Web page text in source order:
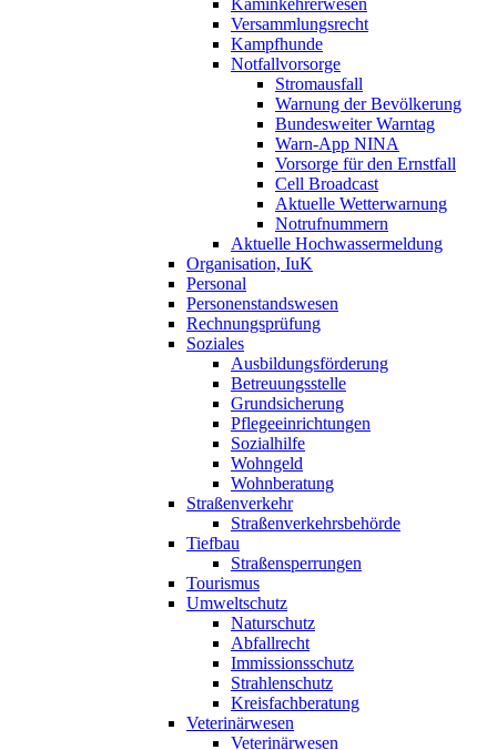
Kaminkehrerwesen
Versammlungsrecht
Kampfhunde
Notfallvorsorge
Stromausfall
Warnung der Bevölkerung
Bundesweiter Warntag
Warn-App NINA
Vorsorge für den Ernstfall
Cell Broadcast
Aktuelle Wetterwarnung
Notrufnummern
Aktuelle Hochwassermeldung
Organisation, IuK
Personal
Personenstandswesen
Rechnungsprüfung
Soziales
Ausbildungsförderung
Betreuungsstelle
Grundsicherung
Pflegeeinrichtungen
Sozialhilfe
Wohngeld
Wohnberatung
Straßenverkehr
Straßenverkehrsbehörde
Tiefbau
Straßensperrungen
Tourismus
Umweltschutz
Naturschutz
Abfallrecht
Immissionsschutz
Strahlenschutz
Kreisfachberatung
Veterinärwesen
Veterinärwesen